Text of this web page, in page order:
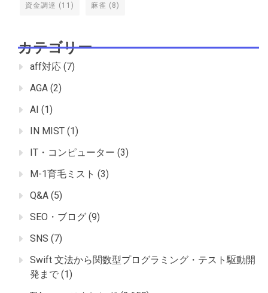
資金調達 (11) 麻雀 (8)
カテゴリー
aff対応 (7)
AGA (2)
AI (1)
IN MIST (1)
IT・コンピューター (3)
M-1育毛ミスト (3)
Q&A (5)
SEO・ブログ (9)
SNS (7)
Swift 文法から関数型プログラミング・テスト駆動開
発まで (1)